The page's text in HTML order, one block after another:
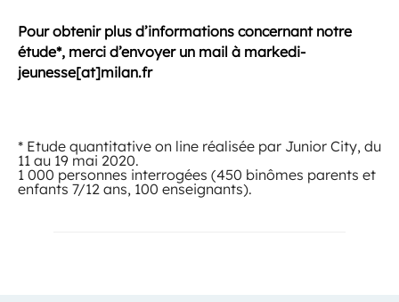
Pour obtenir plus d’informations concernant notre
étude*, merci d’envoyer un mail à markedi-
jeunesse[at]milan.fr
* Etude quantitative on line réalisée par Junior City, du
11 au 19 mai 2020.
1 000 personnes interrogées (450 binômes parents et
enfants 7/12 ans, 100 enseignants).